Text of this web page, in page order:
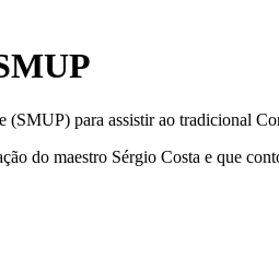
(SMUP) para assistir ao tradicional
do maestro Sérgio Costa e que